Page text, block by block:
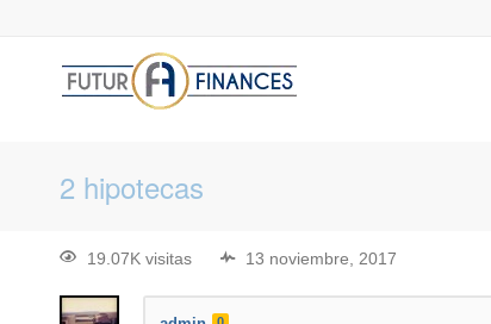
2 hipotecas
19.07K visitas 13 noviembre, 2017